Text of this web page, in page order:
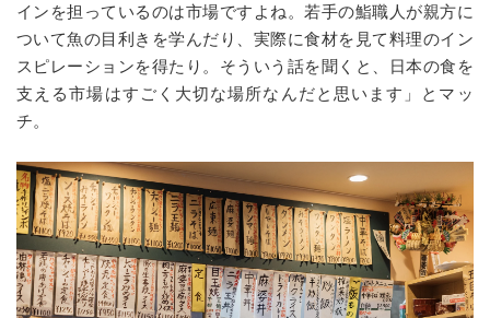
インを担っているのは市場ですよね。若手の鮨職人が親方に
ついて魚の目利きを学んだり、実際に食材を見て料理のイン
スピレーションを得たり。そういう話を聞くと、日本の食を
支える市場はすごく大切な場所なんだと思います」とマッ
チ。